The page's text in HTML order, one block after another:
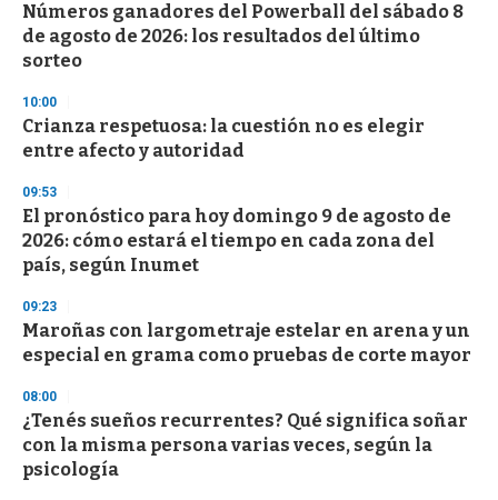
Números ganadores del Powerball del sábado 8
de agosto de 2026: los resultados del último
sorteo
10:00
Crianza respetuosa: la cuestión no es elegir
entre afecto y autoridad
09:53
El pronóstico para hoy domingo 9 de agosto de
2026: cómo estará el tiempo en cada zona del
país, según Inumet
09:23
Maroñas con largometraje estelar en arena y un
especial en grama como pruebas de corte mayor
08:00
¿Tenés sueños recurrentes? Qué significa soñar
con la misma persona varias veces, según la
psicología